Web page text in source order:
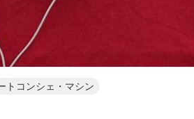
トコンシェ・マシン